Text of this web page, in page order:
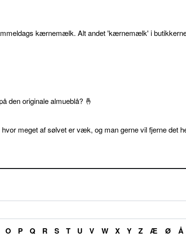
kærnemælk. Alt andet 'kærnemælk' i
den originale almueblå? 🤞
meget af sølvet er væk, og man gerne vil fjerne det
O P Q R S T U V W X Y Z Æ Ø Å